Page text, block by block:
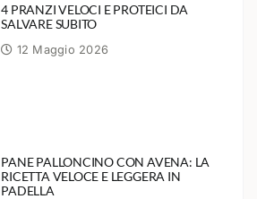
4 PRANZI VELOCI E PROTEICI DA
SALVARE SUBITO
12 Maggio 2026
PANE PALLONCINO CON AVENA: LA
RICETTA VELOCE E LEGGERA IN
PADELLA